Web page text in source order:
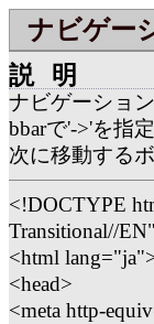
ナビゲー
説明
ナビゲーショ
bbarで'->'を指
次に移動する
<!DOCTYPE
Transitional//
<html
<head>
<meta http-